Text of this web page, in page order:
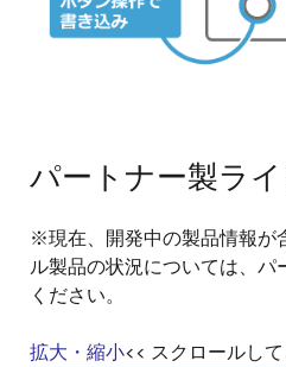
パートナー製ラ
※現在、開発中の製品情報が
ル製品の状況については、パ
ください。
拡大・縮小<< スクロールし